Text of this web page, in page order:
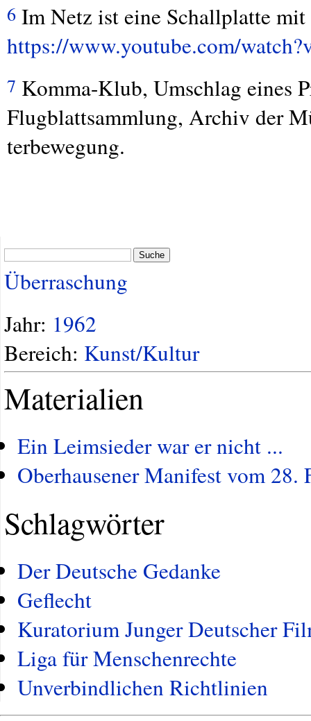
6 Im Netz ist eine Schallplatte
https://www.youtube.com/
7 Komma-Klub, Umschlag eines
Flugblattsammlung, Archiv der
terbewegung.
Suche
Überraschung
Jahr: 1962
Bereich: Kunst/Kultur
Materialien
Ein Leimsieder war er nicht ...
Oberhausener Manifest vom 28.
Schlagwörter
Der Deutsche Gedanke
Geflecht
Kuratorium Junger Deutscher
Liga für Menschenrechte
Unverbindlichen Richtlinien